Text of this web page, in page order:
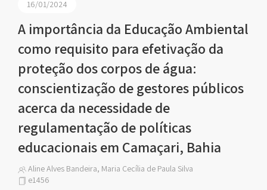
16/01/2024
A importância da Educação Ambiental
como requisito para efetivação da
proteção dos corpos de água:
conscientização de gestores públicos
acerca da necessidade de
regulamentação de políticas
educacionais em Camaçari, Bahia
Aline Alves Bandeira, Maria Cecília de Paula Silva
e1456